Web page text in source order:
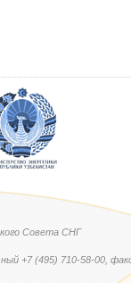
Совета СНГ
+7 (495) 710-58-00,